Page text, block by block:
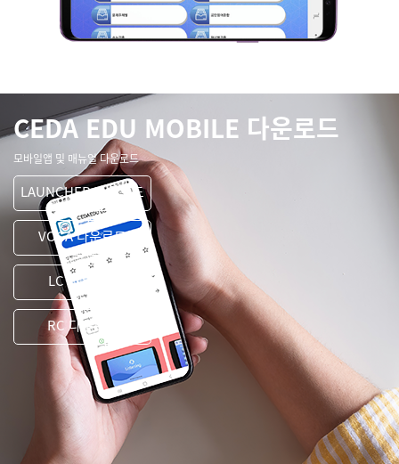
CEDA EDU MOBILE 다운로드
모바일앱 및 매뉴얼 다운로드
LAUNCHER 다운로드
VOCA 다운로드
LC 다운로드
RC 다운로드